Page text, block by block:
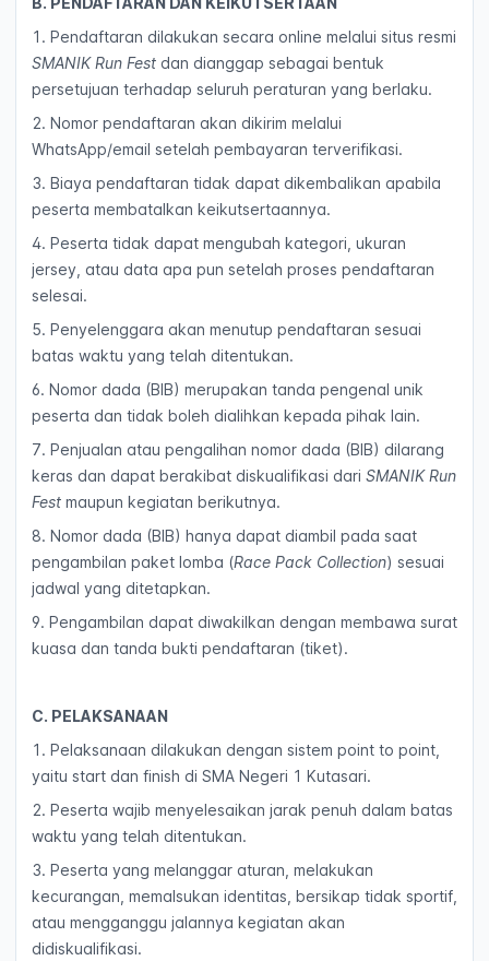
1. Pendaftaran dilakukan secara online melalui situs resmi
SMANIK Run Fest dan dianggap sebagai bentuk
persetujuan terhadap seluruh peraturan yang berlaku.
2. Nomor pendaftaran akan dikirim melalui
WhatsApp/email setelah pembayaran terverifikasi.
3. Biaya pendaftaran tidak dapat dikembalikan apabila
peserta membatalkan keikutsertaannya.
4. Peserta tidak dapat mengubah kategori, ukuran
jersey, atau data apa pun setelah proses pendaftaran
selesai.
5. Penyelenggara akan menutup pendaftaran sesuai
batas waktu yang telah ditentukan.
6. Nomor dada (BIB) merupakan tanda pengenal unik
peserta dan tidak boleh dialihkan kepada pihak lain.
7. Penjualan atau pengalihan nomor dada (BIB) dilarang
keras dan dapat berakibat diskualifikasi dari SMANIK Run
Fest maupun kegiatan berikutnya.
8. Nomor dada (BIB) hanya dapat diambil pada saat
pengambilan paket lomba (Race Pack Collection) sesuai
jadwal yang ditetapkan.
9. Pengambilan dapat diwakilkan dengan membawa surat
kuasa dan tanda bukti pendaftaran (tiket).
C. PELAKSANAAN
1. Pelaksanaan dilakukan dengan sistem point to point,
yaitu start dan finish di SMA Negeri 1 Kutasari.
2. Peserta wajib menyelesaikan jarak penuh dalam batas
waktu yang telah ditentukan.
3. Peserta yang melanggar aturan, melakukan
kecurangan, memalsukan identitas, bersikap tidak sportif,
atau mengganggu jalannya kegiatan akan
didiskualifikasi.